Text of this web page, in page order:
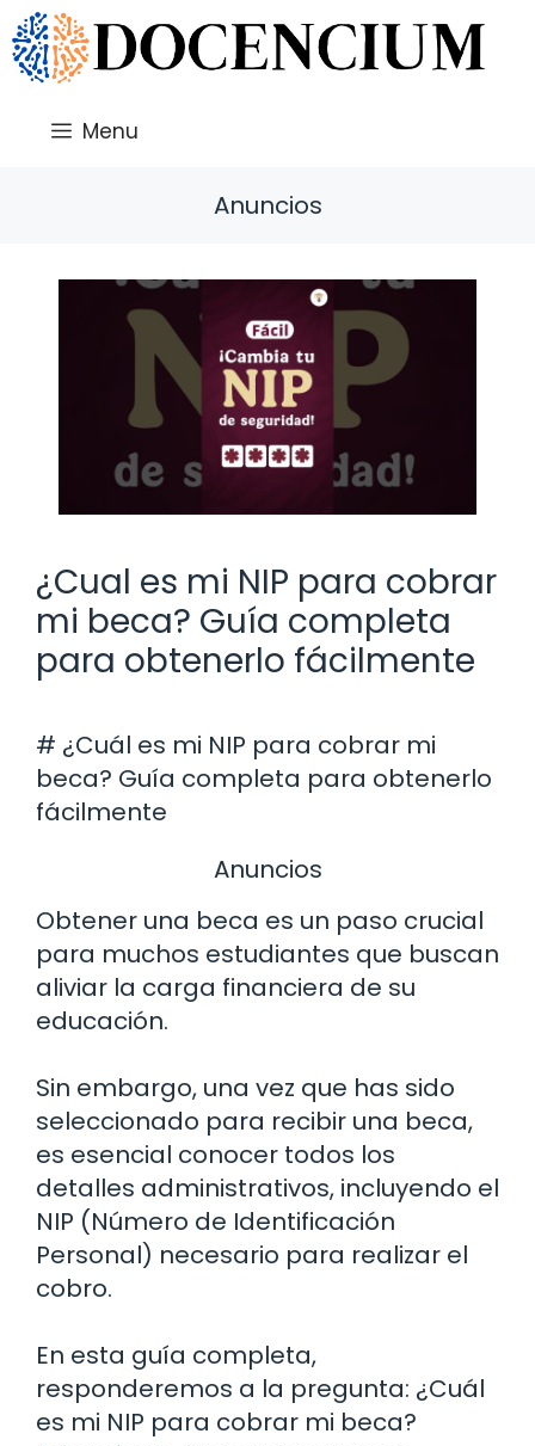
Saltar
al
contenido
Menu
Anuncios
¿Cual es mi NIP para cobrar
mi beca? Guía completa
para obtenerlo fácilmente
# ¿Cuál es mi NIP para cobrar mi
beca? Guía completa para obtenerlo
fácilmente
Anuncios
Obtener una beca es un paso crucial
para muchos estudiantes que buscan
aliviar la carga financiera de su
educación.
Sin embargo, una vez que has sido
seleccionado para recibir una beca,
es esencial conocer todos los
detalles administrativos, incluyendo el
NIP (Número de Identificación
Personal) necesario para realizar el
cobro.
En esta guía completa,
responderemos a la pregunta: ¿Cuál
es mi NIP para cobrar mi beca?